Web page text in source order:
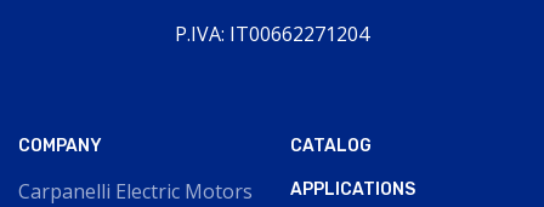
P.IVA: IT00662271204
COMPANY
Carpanelli Electric Motors
CATALOG
APPLICATIONS